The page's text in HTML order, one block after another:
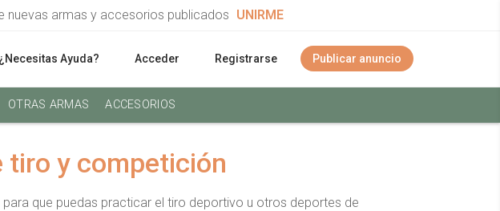
nuevas armas y accesorios publicados UNIRME
¿Necesitas Ayuda? Acceder Registrarse Publicar anuncio
OTRAS ARMAS ACCESORIOS
tiro y competición
que puedas practicar el tiro deportivo u otros deportes de